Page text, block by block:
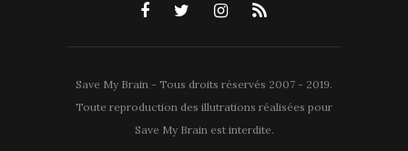
Save My Brain - Tous droits réservés 2007 - 2019.
Toute reproduction des illutrations réalisées pour
Save My Brain est interdite.